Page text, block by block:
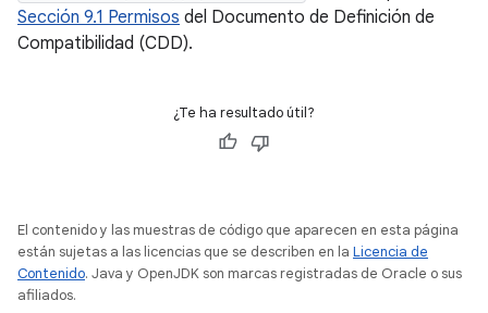
Sección 9.1 Permisos del Documento de Definición de
Compatibilidad (CDD).
¿Te ha resultado útil?
El contenido y las muestras de código que aparecen en esta página
están sujetas a las licencias que se describen en la Licencia de
Contenido. Java y OpenJDK son marcas registradas de Oracle o sus
afiliados.